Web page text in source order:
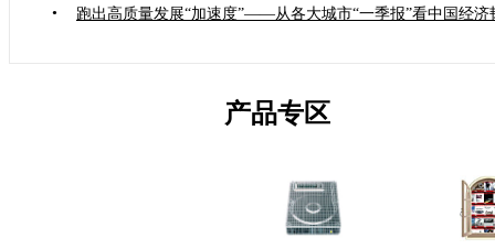
•
跑出高质量发展“加速度”——从各大城市“一季报”看中国经济
产品专区